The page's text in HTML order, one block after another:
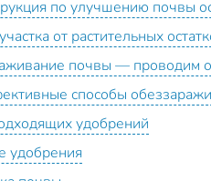
по улучшению почвы
от растительных
почвы — проводим
способы
удобрений
удобрения